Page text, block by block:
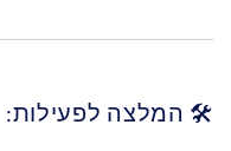
🛠️ המלצה לפעילות: